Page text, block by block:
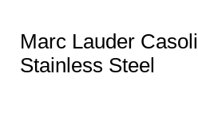
Marc Lauder
Stainless Steel